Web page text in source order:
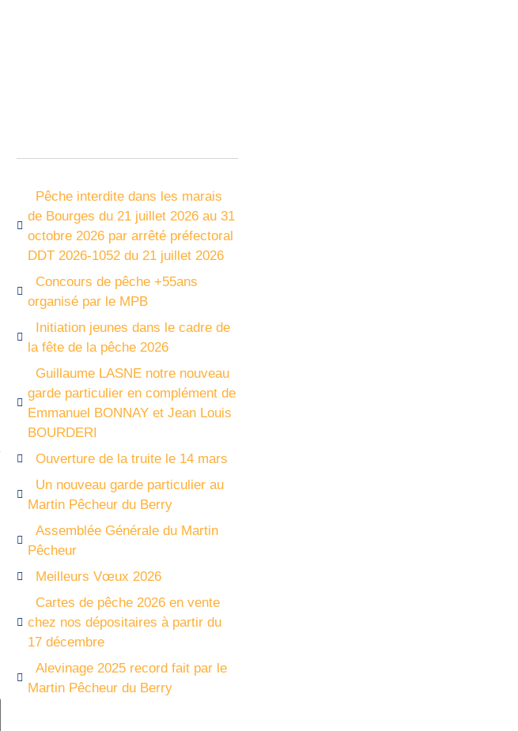
Pêche interdite dans les marais
de Bourges du 21 juillet 2026 au 31
octobre 2026 par arrêté préfectoral
DDT 2026-1052 du 21 juillet 2026
Concours de pêche +55ans
organisé par le MPB
Initiation jeunes dans le cadre de
la fête de la pêche 2026
Guillaume LASNE notre nouveau
garde particulier en complément de
Emmanuel BONNAY et Jean Louis
BOURDERI
Ouverture de la truite le 14 mars
Un nouveau garde particulier au
Martin Pêcheur du Berry
Assemblée Générale du Martin
Pêcheur
Meilleurs Vœux 2026
Cartes de pêche 2026 en vente
chez nos dépositaires à partir du
17 décembre
Alevinage 2025 record fait par le
Martin Pêcheur du Berry